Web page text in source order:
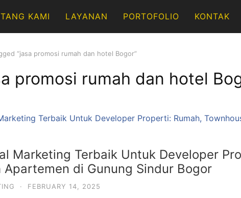
KAMI LAYANAN PORTOFOLIO KONTAK
“jasa promosi rumah dan hotel Bogor”
promosi rumah dan hotel
Marketing Terbaik Untuk Developer
Apartemen di Gunung Sindur Bogor
· FEBRUARY 14, 2025